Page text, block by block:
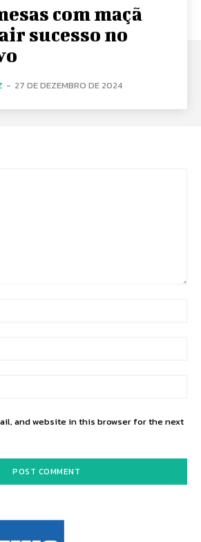
com maçã
sucesso no
- 27 DE DEZEMBRO DE 2024
and website in this browser for the next